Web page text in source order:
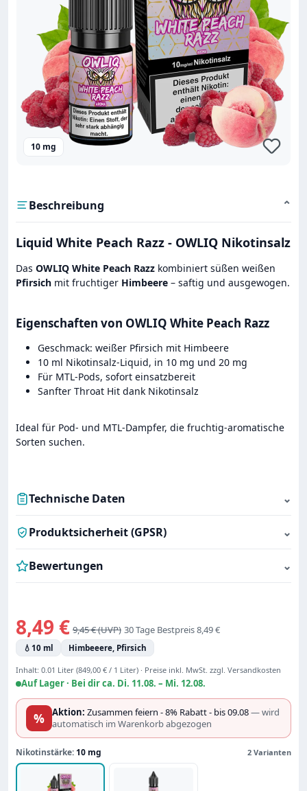
10 mg
Beschreibung ⌄
Liquid White Peach Razz - OWLIQ Nikotinsalz
Das OWLIQ White Peach Razz kombiniert süßen weißen
Pfirsich mit fruchtiger Himbeere – saftig und ausgewogen.
Eigenschaften von OWLIQ White Peach Razz
Geschmack: weißer Pfirsich mit Himbeere
10 ml Nikotinsalz-Liquid, in 10 mg und 20 mg
Für MTL-Pods, sofort einsatzbereit
Sanfter Throat Hit dank Nikotinsalz
Ideal für Pod- und MTL-Dampfer, die fruchtig-aromatische
Sorten suchen.
Technische Daten ⌄
Produktsicherheit (GPSR) ⌄
Bewertungen ⌄
Verkaufspreis:
8,49 € Regulärer Preis:
9,45 € 30 Tage Bestpreis 8,49 €
💧 10 ml Himbeeere, Pfirsich
Inhalt: 0.01 Liter (849,00 € / 1 Liter) · Preise inkl. MwSt. zzgl. Versandkosten
Auf Lager · Bei dir ca. Di. 11.08. – Mi. 12.08.
% Aktion: Zusammen feiern - 8% Rabatt - bis 09.08— wird
automatisch im Warenkorb abgezogen
Nikotinstärke: 10 mg 2 Varianten